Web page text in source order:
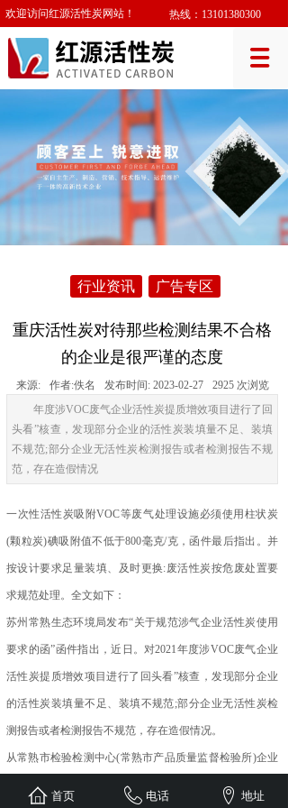
欢迎访问红源活性炭网站！ 热线： 13101380300
行业资讯 广告专区
重庆活性炭对待那些检测结果不合格
的企业是很严谨的态度
来源: 作者:佚名 发布时间: 2023-02-27 2925 次浏览
年度涉VOC废气企业活性炭提质增效项目进行了回
头看”核查，发现部分企业的活性炭装填量不足、装填
不规范;部分企业无活性炭检测报告或者检测报告不规
范，存在造假情况
一次性活性炭吸附VOC等废气处理设施必须使用柱状炭
(颗粒炭)碘吸附值不低于800毫克/克，函件最后指出。并
按设计要求足量装填、及时更换:废活性炭按危废处置要
求规范处理。全文如下：
苏州常熟生态环境局发布“关于规范涉气企业活性炭使用
要求的函”函件指出，近日。对2021年度涉VOC废气企业
活性炭提质增效项目进行了回头看”核查，发现部分企业
的活性炭装填量不足、装填不规范;部分企业无活性炭检
测报告或者检测报告不规范，存在造假情况。
从常熟市检验检测中心(常熟市产品质量监督检验所)企业
送样检测报告看，同时。送检的48家企业89批次中有32批
新闻资讯
NEWS
首页 电话 地址